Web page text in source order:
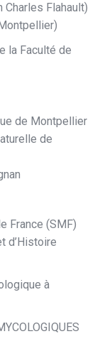
Flahault)
la Faculté de
de Montpellier
de
France (SMF)
d’Histoire
à